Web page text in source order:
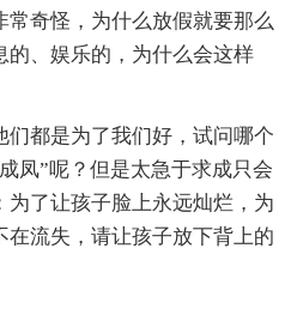
奇怪，为什么放假就要那么
的、娱乐的，为什么会这样
们都是为了我们好，试问哪个
凤”呢？但是太急于求成只会
了让孩子脸上永远灿烂，为
在流失，请让孩子放下背上的